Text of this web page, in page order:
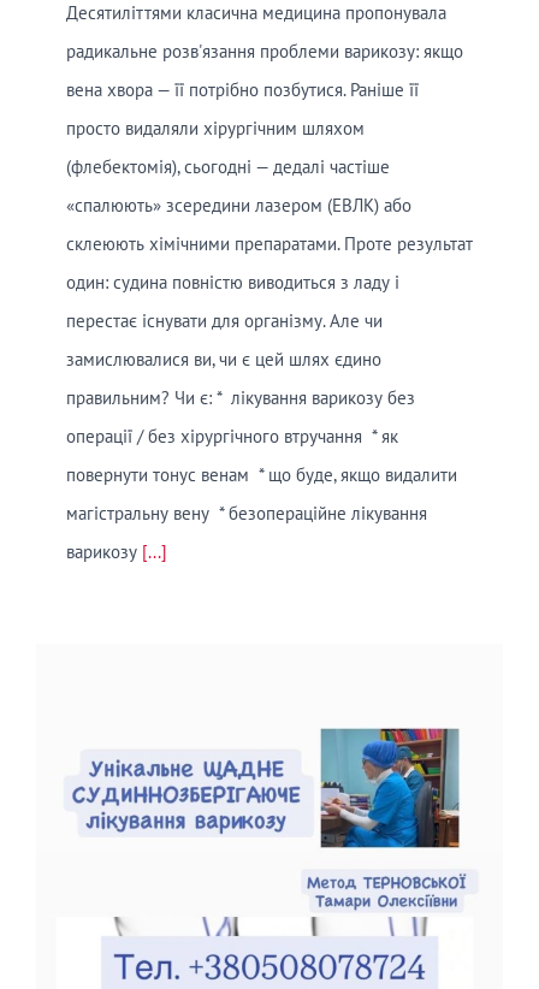
Десятиліттями класична медицина пропонувала
радикальне розв'язання проблеми варикозу: якщо
вена хвора — її потрібно позбутися. Раніше її
просто видаляли хірургічним шляхом
(флебектомія), сьогодні — дедалі частіше
«спалюють» зсередини лазером (ЕВЛК) або
склеюють хімічними препаратами. Проте результат
один: судина повністю виводиться з ладу і
перестає існувати для організму. Але чи
замислювалися ви, чи є цей шлях єдино
правильним? Чи є: * лікування варикозу без
операції / без хірургічного втручання * як
повернути тонус венам * що буде, якщо видалити
магістральну вену * безопераційне лікування
варикозу [...]